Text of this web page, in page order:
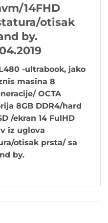
14FHD
otisak
by.
-ultrabook, jako
masina 8
OCTA
8GB DDR4/hard
/ekran 14 FulHD
iz uglova
otisak prsta/ sa
by.